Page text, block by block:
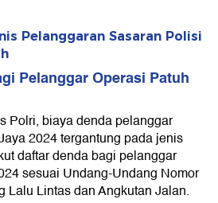
Pelanggaran Sasaran Polisi
Pelanggar Operasi Patuh
Polri, biaya denda pelanggar
2024 tergantung pada jenis
daftar denda bagi pelanggar
sesuai Undang-Undang Nomor
Lalu Lintas dan Angkutan Jalan.